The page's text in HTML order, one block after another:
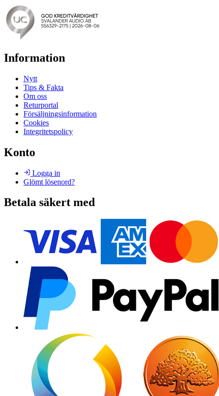
Information
Nytt
Tips & Fakta
Om oss
Returportal
Försäljningsinformation
Cookies
Integritetspolicy
Konto
Logga in
Glömt lösenord?
Betala säkert med